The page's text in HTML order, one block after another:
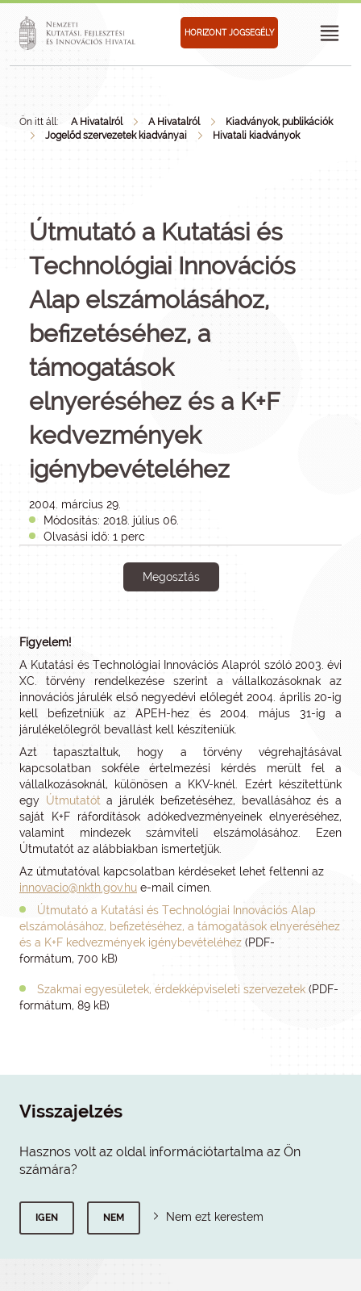
HORIZONT JOGSEGÉLY
Ön itt áll: A Hivatalról A Hivatalról
Kiadványok, publikációk
Jogelőd szervezetek kiadványai
Hivatali kiadványok
Útmutató a Kutatási és
Technológiai Innovációs
Alap elszámolásához,
befizetéséhez, a
támogatások
elnyeréséhez és a K+F
kedvezmények
igénybevételéhez
2004. március 29.
Módosítás: 2018. július 06.
Olvasási idő: 1 perc
Megosztás
Figyelem!
A Kutatási és Technológiai Innovációs Alapról szóló 2003. évi
XC. törvény rendelkezése szerint a vállalkozásoknak az
innovációs járulék első negyedévi előlegét 2004. április 20-ig
kell befizetniük az APEH-hez és 2004. május 31-ig a
járulékelőlegről bevallást kell készíteniük.
Azt tapasztaltuk, hogy a törvény végrehajtásával
kapcsolatban sokféle értelmezési kérdés merült fel a
vállalkozásoknál, különösen a KKV-knél. Ezért készítettünk
egy Útmutatót a járulék befizetéséhez, bevallásához és a
saját K+F ráfordítások adókedvezményeinek elnyeréséhez,
valamint mindezek számviteli elszámolásához. Ezen
Útmutatót az alábbiakban ismertetjük.
Az útmutatóval kapcsolatban kérdéseket lehet feltenni az
innovacio@nkth.gov.hu e-mail címen.
Útmutató a Kutatási és Technológiai Innovációs Alap
elszámolásához, befizetéséhez, a támogatások elnyeréséhez
és a K+F kedvezmények igénybevételéhez (PDF-
formátum, 700 kB)
Szakmai egyesületek, érdekképviseleti szervezetek (PDF-
formátum, 89 kB)
Visszajelzés
Hasznos volt az oldal információtartalma az Ön
számára?
IGEN NEM Nem ezt kerestem